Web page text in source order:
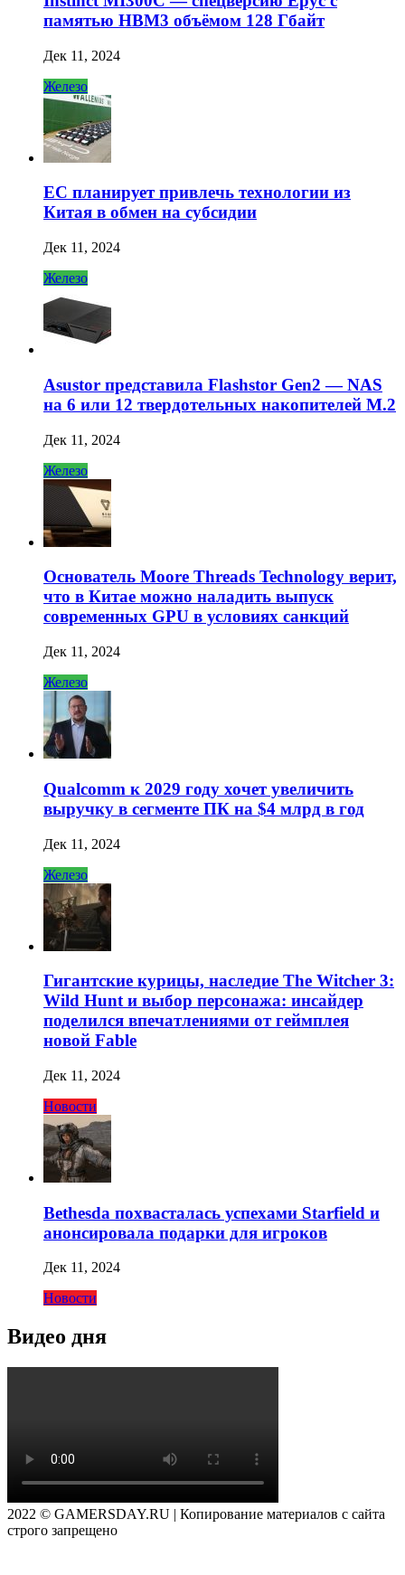
памятью HBM3 объёмом 128 Гбайт
Дек 11, 2024
Железо
ЕС планирует привлечь технологии из
Китая в обмен на субсидии
Дек 11, 2024
Железо
Asustor представила Flashstor Gen2 — NAS
на 6 или 12 твердотельных накопителей M.2
Дек 11, 2024
Железо
Основатель Moore Threads Technology верит,
что в Китае можно наладить выпуск
современных GPU в условиях санкций
Дек 11, 2024
Железо
Qualcomm к 2029 году хочет увеличить
выручку в сегменте ПК на $4 млрд в год
Дек 11, 2024
Железо
Гигантские курицы, наследие The Witcher 3:
Wild Hunt и выбор персонажа: инсайдер
поделился впечатлениями от геймплея
новой Fable
Дек 11, 2024
Новости
Bethesda похвасталась успехами Starfield и
анонсировала подарки для игроков
Дек 11, 2024
Новости
Видео дня
2022 © GAMERSDAY.RU | Копирование материалов с сайта
строго запрещено